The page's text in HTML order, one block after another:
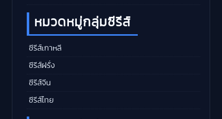
หมวดหมู่กลุ่มซีรีส์
ซีรีส์เกาหลี
ซีรีส์ฝรั่ง
ซีรีส์จีน
ซีรีส์ไทย